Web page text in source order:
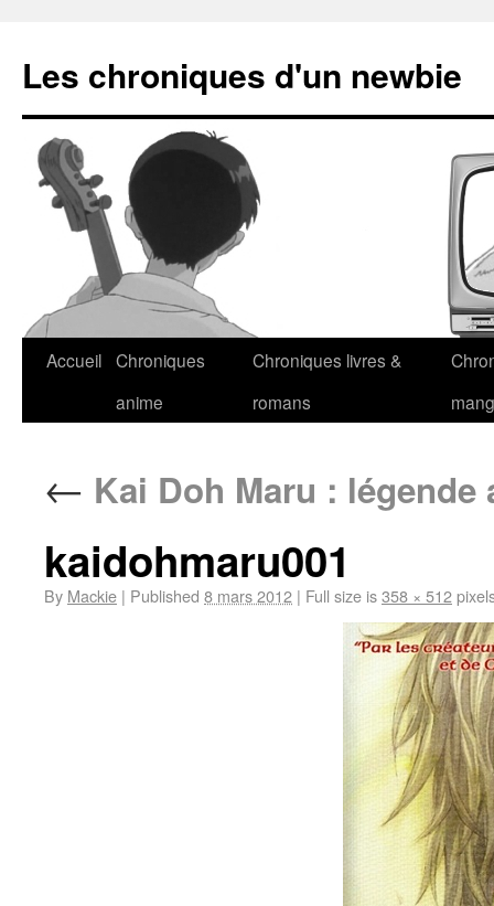
Les chroniques d'un newbie
Accueil Chroniques
anime
Chroniques livres &
romans
← Kai Doh Maru : légende
kaidohmaru001
By Mackie | Published 8 mars 2012 | Full size is358 × 512